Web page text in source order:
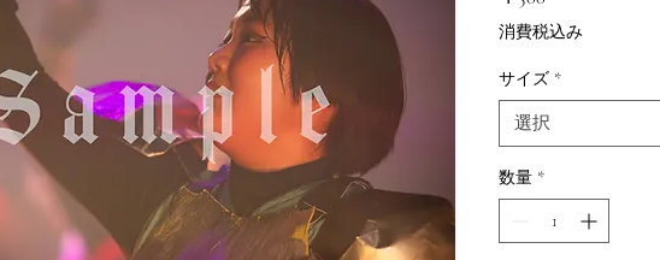
格
消費税込み
サイズ *
選択
数量 *